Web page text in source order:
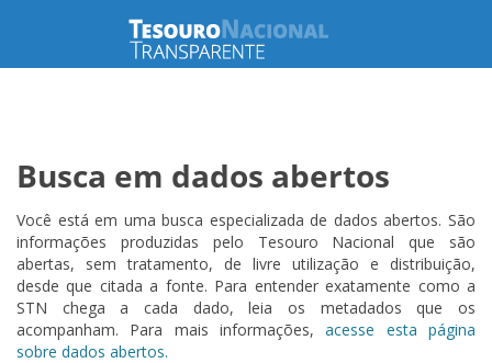
Busca em dados abertos
Você está em uma busca especializada de dados abertos. São
informações produzidas pelo Tesouro Nacional que são
abertas, sem tratamento, de livre utilização e distribuição,
desde que citada a fonte. Para entender exatamente como a
STN chega a cada dado, leia os metadados que os
acompanham. Para mais informações,acesse esta página
sobre dados abertos.